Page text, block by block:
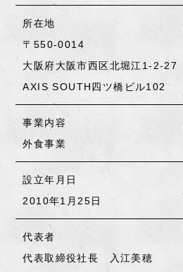
所在地
〒550-0014
大阪府大阪市西区北堀江1-2-27
AXIS SOUTH四ツ橋ビル102
事業内容
外食事業
設立年月日
2010年1月25日
代表者
代表取締役社長 入江美穂